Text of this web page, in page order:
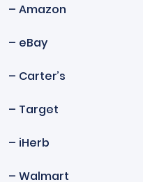
– Amazon
– eBay
– Carter’s
– Target
– iHerb
– Walmart